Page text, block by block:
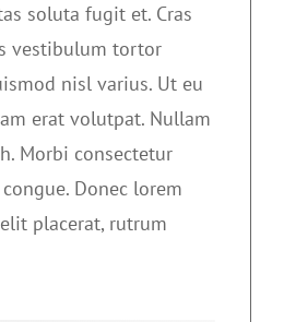
soluta fugit et. Cras
vestibulum tortor
nisl varius. Ut eu
erat volutpat. Nullam
Morbi consectetur
Donec lorem
placerat, rutrum